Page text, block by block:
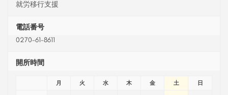
就労移行支援
電話番号
0270-61-8611
開所時間
月 火 水 木 金 土 日